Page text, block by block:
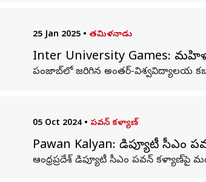
25 Jan 2025 • తమిళనాడు
Inter University Games:
పంజాబ్‌లో జరిగిన అంతర్-విశ్వవిద్యాలయ
05 Oct 2024 • పవన్ కళ్యాణ్
Pawan Kalyan: డిప్యూటీ సీఎం
ఆంధ్రప్రదేశ్ డిప్యూటీ సీఎం పవన్‌